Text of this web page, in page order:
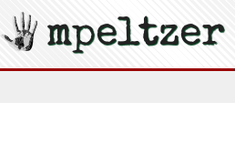
Zur Startseite -
mpeltzer